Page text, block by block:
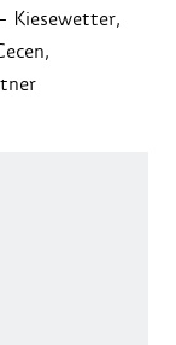
Kiesewetter,